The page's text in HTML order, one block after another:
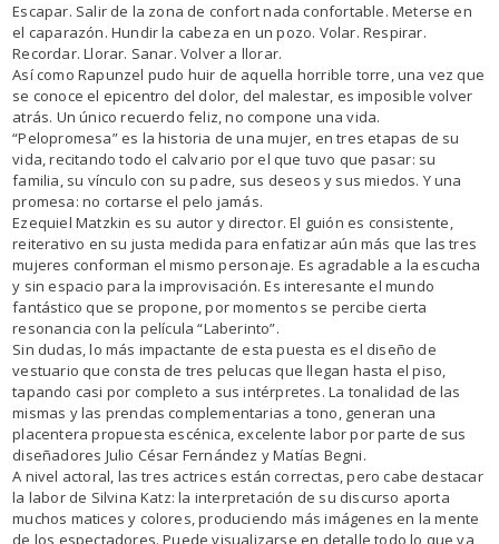
Escapar. Salir de la zona de confort nada confortable. Meterse en
el caparazón. Hundir la cabeza en un pozo. Volar. Respirar.
Recordar. Llorar. Sanar. Volver a llorar.
Así como Rapunzel pudo huir de aquella horrible torre, una vez que
se conoce el epicentro del dolor, del malestar, es imposible volver
atrás. Un único recuerdo feliz, no compone una vida.
“Pelopromesa” es la historia de una mujer, en tres etapas de su
vida, recitando todo el calvario por el que tuvo que pasar: su
familia, su vínculo con su padre, sus deseos y sus miedos. Y una
promesa: no cortarse el pelo jamás.
Ezequiel Matzkin es su autor y director. El guión es consistente,
reiterativo en su justa medida para enfatizar aún más que las tres
mujeres conforman el mismo personaje. Es agradable a la escucha
y sin espacio para la improvisación. Es interesante el mundo
fantástico que se propone, por momentos se percibe cierta
resonancia con la película “Laberinto”.
Sin dudas, lo más impactante de esta puesta es el diseño de
vestuario que consta de tres pelucas que llegan hasta el piso,
tapando casi por completo a sus intérpretes. La tonalidad de las
mismas y las prendas complementarias a tono, generan una
placentera propuesta escénica, excelente labor por parte de sus
diseñadores Julio César Fernández y Matías Begni.
A nivel actoral, las tres actrices están correctas, pero cabe destacar
la labor de Silvina Katz: la interpretación de su discurso aporta
muchos matices y colores, produciendo más imágenes en la mente
de los espectadores. Puede visualizarse en detalle todo lo que va